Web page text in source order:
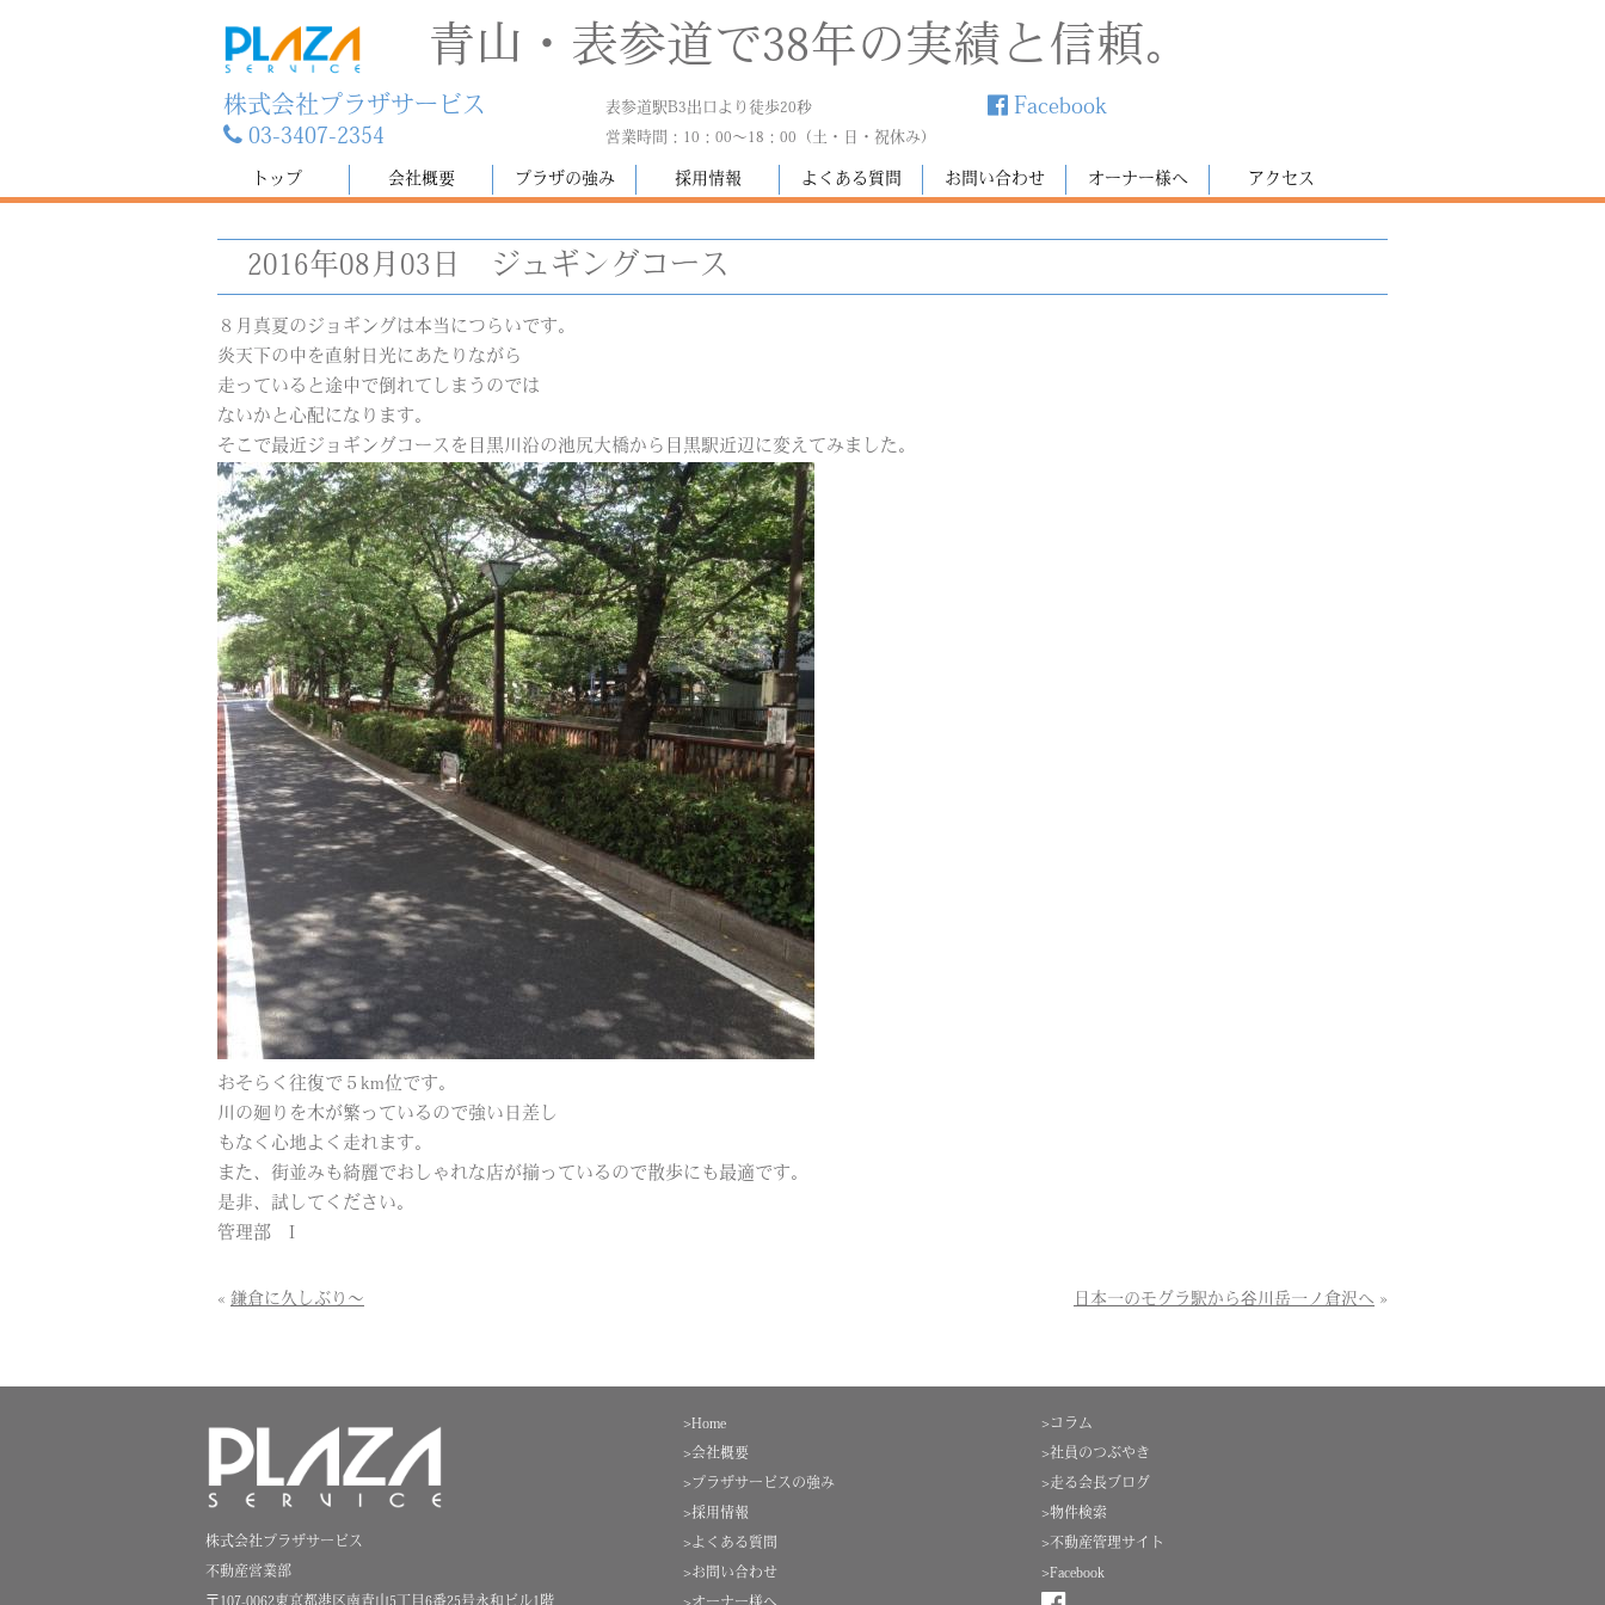
青山・表参道で38年の実績と信頼。
株式会社プラザサービス
03-3407-2354
表参道駅B3出口より徒歩20秒
営業時間：10：00～18：00（土・日・祝休み）
Facebook
トップ 会社概要 プラザの強み 採用情報 よくある質問 お問い合わせ オーナー様へ アクセス
2016年08月03日 ジュギングコース
８月真夏のジョギングは本当につらいです。
炎天下の中を直射日光にあたりながら
走っていると途中で倒れてしまうのでは
ないかと心配になります。
そこで最近ジョギングコースを目黒川沿の池尻大橋から目黒駅近辺に変えてみました。
おそらく往復で５km位です。
川の廻りを木が繁っているので強い日差し
もなく心地よく走れます。
また、街並みも綺麗でおしゃれな店が揃っているので散歩にも最適です。
是非、試してください。
管理部 I
« 鎌倉に久しぶり～ 日本一のモグラ駅から谷川岳一ノ倉沢へ »
>コラム
>社員のつぶやき
>走る会長ブログ
>物件検索
>不動産管理サイト
>Facebook
>Home
>会社概要
>プラザサービスの強み
>採用情報
>よくある質問
>お問い合わせ
株式会社プラザサービス
不動産営業部